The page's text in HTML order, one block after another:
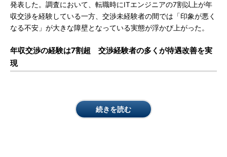
発表した。調査において、転職時にITエンジニアの7割以上が年
収交渉を経験している一方、交渉未経験者の間では「印象が悪く
なる不安」が大きな障壁となっている実態が浮かび上がった。
年収交渉の経験は7割超 交渉経験者の多くが待遇改善を実
現
続きを読む